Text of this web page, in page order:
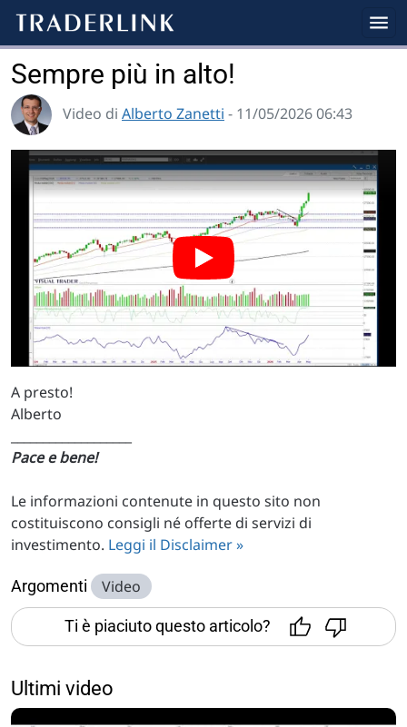
Sempre più in alto!
Video di Alberto Zanetti - 11/05/2026 06:43
A presto!
Alberto
Pace e bene!
Le informazioni contenute in questo sito non
costituiscono consigli né offerte di servizi di
investimento. Leggi il Disclaimer »
Argomenti Video
Ti è piaciuto questo articolo?
Ultimi video